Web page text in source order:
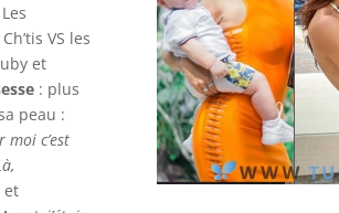
VS les
et
: plus
peau :
c’est
et